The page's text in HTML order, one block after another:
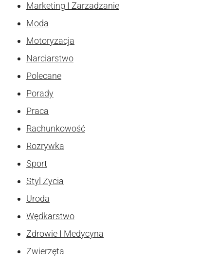
Marketing I Zarzadzanie
Moda
Motoryzacja
Narciarstwo
Polecane
Porady
Praca
Rachunkowość
Rozrywka
Sport
Styl Zycia
Uroda
Wędkarstwo
Zdrowie I Medycyna
Zwierzęta